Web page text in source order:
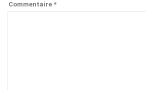
Commentaire *